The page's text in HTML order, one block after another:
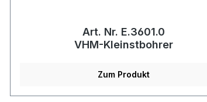
Art. Nr. E.3601.0
VHM-Kleinstbohrer
Zum Produkt